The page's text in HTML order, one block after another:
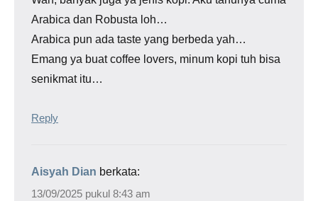
Arabica dan Robusta loh…
Arabica pun ada taste yang berbeda yah…
Emang ya buat coffee lovers, minum kopi tuh bisa
senikmat itu…
Reply
Aisyah Dian berkata:
13/09/2025 pukul 8:43 am